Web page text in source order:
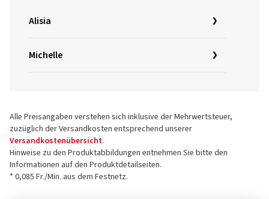
Alisia
Michelle
Alle Preisangaben verstehen sich inklusive der Mehrwertsteuer,
zuzüglich der Versandkosten entsprechend unserer
Versandkostenübersicht.
Hinweise zu den Produktabbildungen entnehmen Sie bitte den
Informationen auf den Produktdetailseiten.
* 0,085 Fr./Min. aus dem Festnetz.